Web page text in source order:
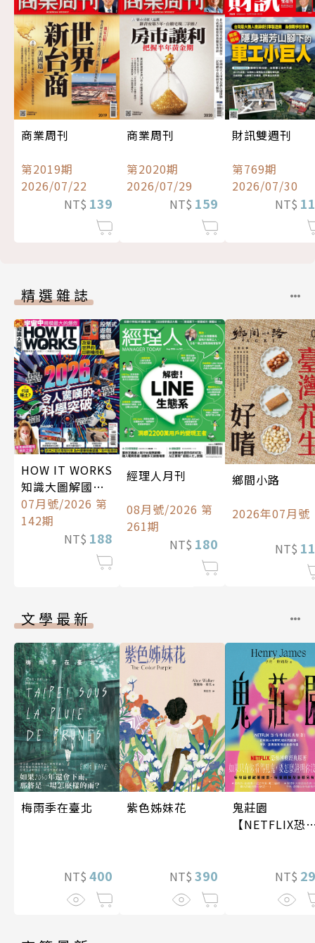
商業周刊
第2019期
2026/07/22
NT$ 139
商業周刊
第2020期
2026/07/29
NT$ 159
財訊雙週刊
第769期
2026/07/30
NT$
精選雜誌
HOW IT WORKS
知識大圖解國際
中文版
07月號/2026 第
142期
NT$ 188
經理人月刊
08月號/2026 第
261期
NT$ 180
鄉間小路
2026年07月號
NT$
文學最新
梅雨季在臺北
NT$ 400
紫色姊妹花
NT$ 390
鬼莊園
【NETFLIX恐
NT$